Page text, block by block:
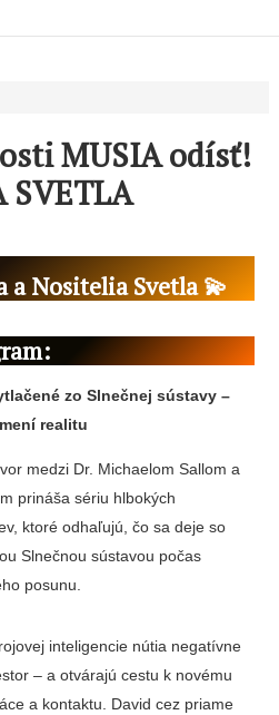
MUSIA odísť!
SVETLA
a Nositelia Svetla 💫
zo Slnečnej sústavy –
realitu
medzi Dr. Michaelom Sallom a
prináša sériu hlbokých
ktoré odhaľujú, čo sa deje so
Slnečnou sústavou počas
posunu.
inteligencie nútia negatívne
– a otvárajú cestu k novému
a kontaktu. David cez priame